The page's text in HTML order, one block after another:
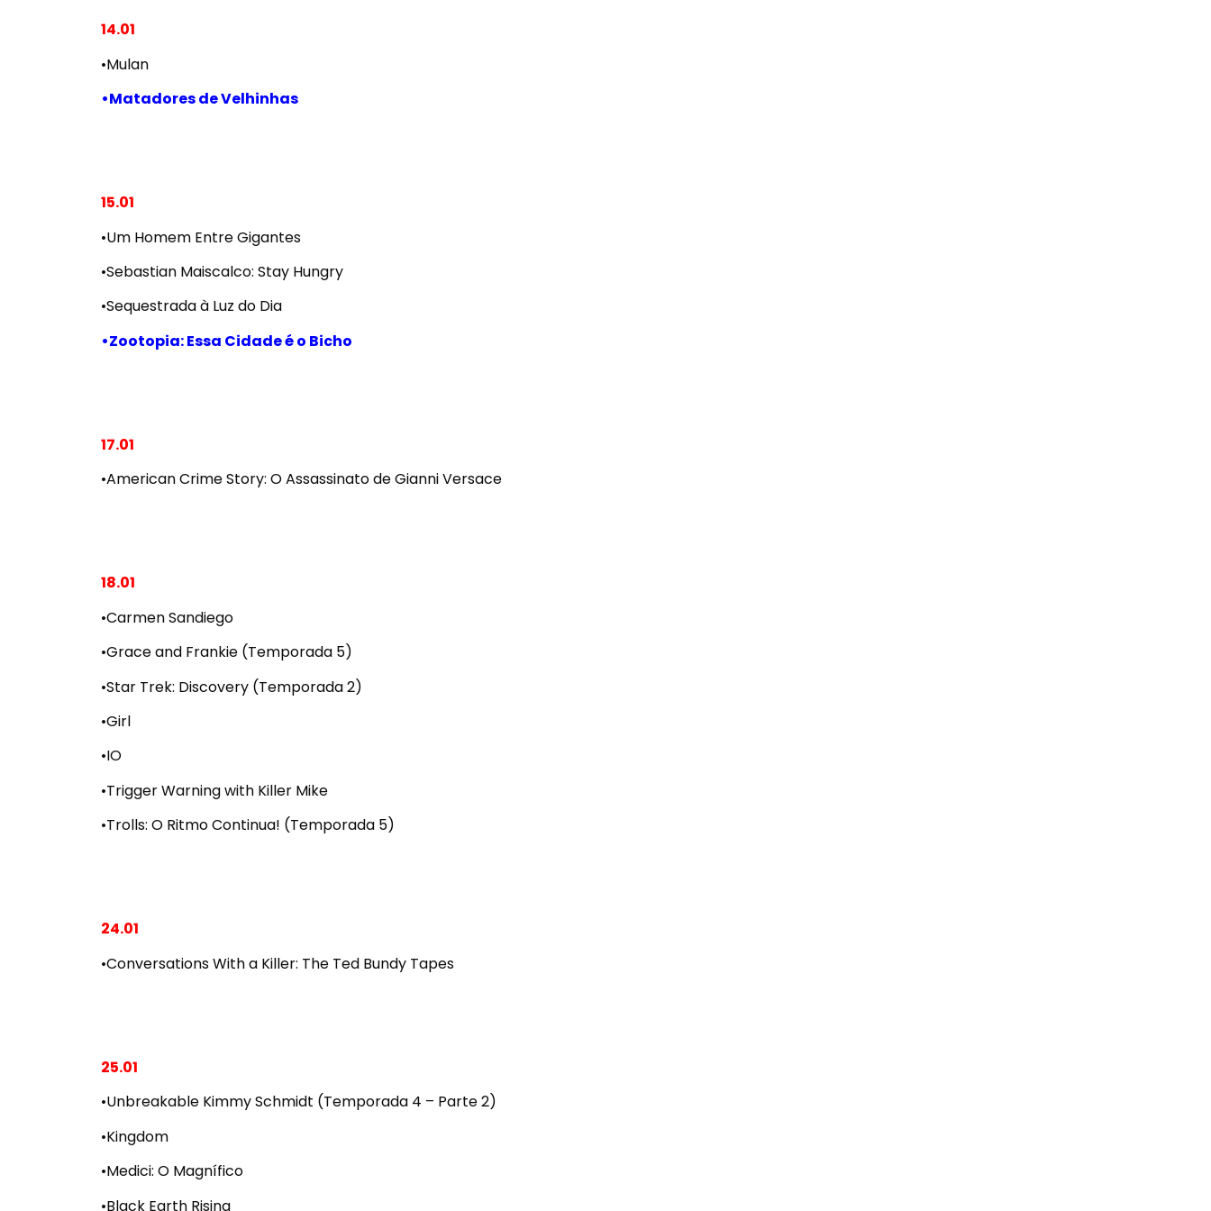
14.01
•Mulan
•Matadores de Velhinhas
15.01
•Um Homem Entre Gigantes
•Sebastian Maiscalco: Stay Hungry
•Sequestrada à Luz do Dia
•Zootopia: Essa Cidade é o Bicho
17.01
•American Crime Story: O Assassinato de Gianni Versace
18.01
•Carmen Sandiego
•Grace and Frankie (Temporada 5)
•Star Trek: Discovery (Temporada 2)
•Girl
•IO
•Trigger Warning with Killer Mike
•Trolls: O Ritmo Continua! (Temporada 5)
24.01
•Conversations With a Killer: The Ted Bundy Tapes
25.01
•Unbreakable Kimmy Schmidt (Temporada 4 – Parte 2)
•Kingdom
•Medici: O Magnífico
•Black Earth Rising